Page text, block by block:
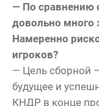
— По сравнению
довольно много
Намеренно
игроков?
— Цель сборной
будущее и
КНДР в конце